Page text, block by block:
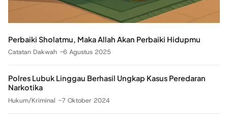
Perbaiki Sholatmu, Maka Allah Akan Perbaiki Hidupmu
Catatan Dakwah 6 Agustus 2025
Polres Lubuk Linggau Berhasil Ungkap Kasus Peredaran
Narkotika
Hukum/Kriminal 7 Oktober 2024